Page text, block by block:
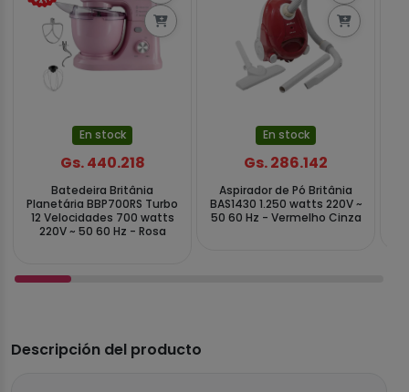
En stock
Gs. 440.218
Batedeira Britânia
Planetária BBP700RS Turbo
12 Velocidades 700 watts
220V ~ 50 60 Hz - Rosa
En stock
Gs. 286.142
Aspirador de Pó Britânia
BAS1430 1.250 watts 220V ~
50 60 Hz - Vermelho Cinza
Descripción del producto